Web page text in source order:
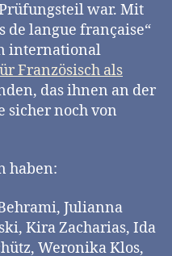
war. Mit
de langue française“
international
Französisch als
das ihnen an der
sicher noch von
haben:
Julianna
Kira Zacharias, Ida
Weronika Klos,